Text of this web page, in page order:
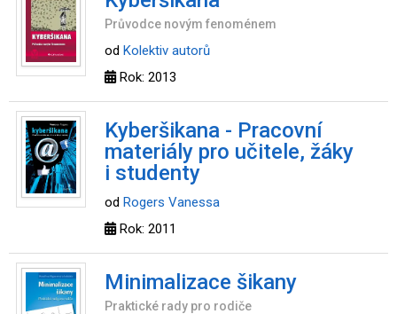
Průvodce novým fenoménem
od Kolektiv autorů
Rok: 2013
Kyberšikana - Pracovní
materiály pro učitele, žáky
i studenty
od Rogers Vanessa
Rok: 2011
Minimalizace šikany
Praktické rady pro rodiče